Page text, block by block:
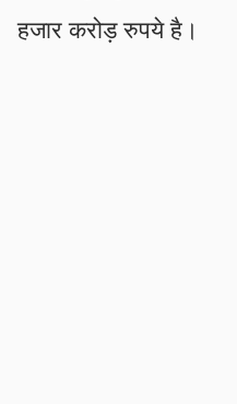
हजार करोड़ रुपये है।